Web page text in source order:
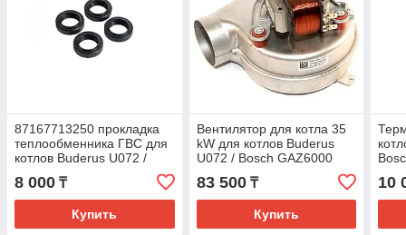
87167713250 прокладка
теплообменника ГВС для
котлов Buderus U072 /
Bosch GAZ6000
8 000 ₸
Купить
Вентилятор для котла 35
kW для котлов Buderus
U072 / Bosch GAZ6000
87186441210
83 500₸
Купить
10